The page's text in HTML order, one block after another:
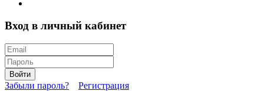
Вход в личный кабинет
Войти
Забыли пароль?
Регистрация